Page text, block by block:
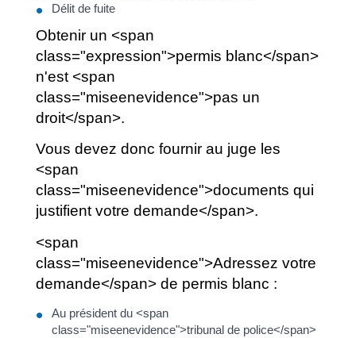
Délit de fuite
Obtenir un <span
class="expression">permis blanc</span>
n'est <span
class="miseenevidence">pas un
droit</span>.
Vous devez donc fournir au juge les
<span
class="miseenevidence">documents qui
justifient votre demande</span>.
<span
class="miseenevidence">Adressez votre
demande</span> de permis blanc :
Au président du <span
class="miseenevidence">tribunal de police</span>